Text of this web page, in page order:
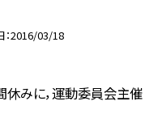
2016/03/18
間休みに，運動委員会主催